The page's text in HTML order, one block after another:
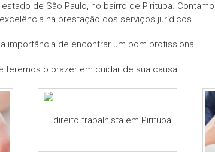
de São Paulo, no bairro de Pirituba.
na prestação dos serviços jurídicos.
importância de encontrar um bom profissional.
teremos o prazer em cuidar de sua causa!